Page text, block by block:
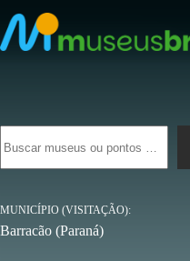
para
o
conteúdo
resultados
MUNICÍPIO (VISITAÇÃO)
Barracão (Paraná)